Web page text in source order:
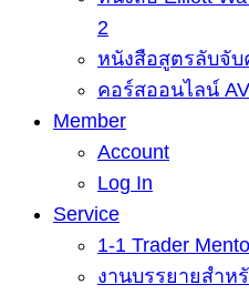
2
หนังสือสูตรลับจับ
คอร์สออนไลน์
Member
Account
Log In
Service
1-1 Trader
งานบรรยายสำห